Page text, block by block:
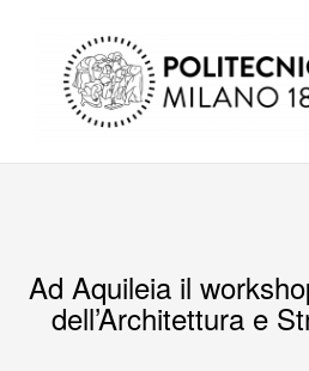
Ad Aquileia il
dell’Architettura e